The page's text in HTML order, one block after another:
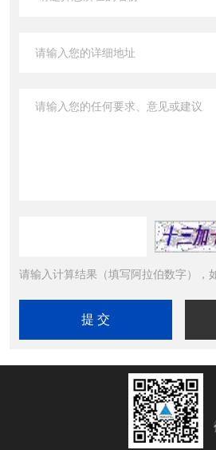
请输入计算结果（填写阿拉伯数字），